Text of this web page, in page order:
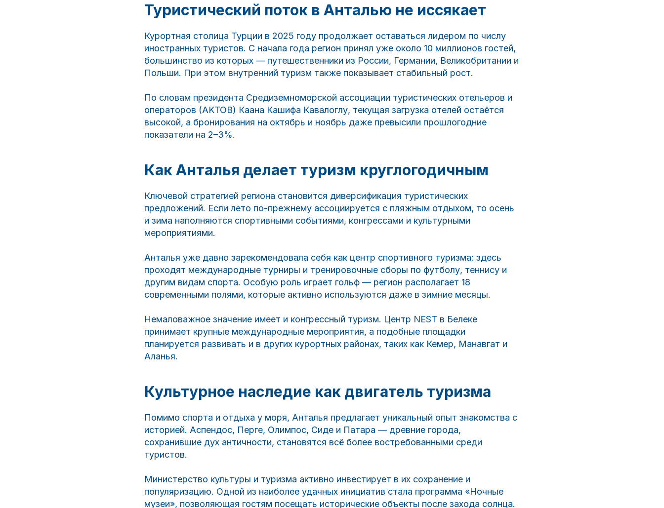
Туристический поток в Анталью не иссякает
Курортная столица Турции в 2025 году продолжает оставаться лидером по числу
иностранных туристов. С начала года регион принял уже около 10 миллионов гостей,
большинство из которых — путешественники из России, Германии, Великобритании и
Польши. При этом внутренний туризм также показывает стабильный рост.
По словам президента Средиземноморской ассоциации туристических отельеров и
операторов (AKTOB) Каана Кашифа Кавалоглу, текущая загрузка отелей остаётся
высокой, а бронирования на октябрь и ноябрь даже превысили прошлогодние
показатели на 2–3%.
Как Анталья делает туризм круглогодичным
Ключевой стратегией региона становится диверсификация туристических
предложений. Если лето по-прежнему ассоциируется с пляжным отдыхом, то осень
и зима наполняются спортивными событиями, конгрессами и культурными
мероприятиями.
Анталья уже давно зарекомендовала себя как центр спортивного туризма: здесь
проходят международные турниры и тренировочные сборы по футболу, теннису и
другим видам спорта. Особую роль играет гольф — регион располагает 18
современными полями, которые активно используются даже в зимние месяцы.
Немаловажное значение имеет и конгрессный туризм. Центр NEST в Белеке
принимает крупные международные мероприятия, а подобные площадки
планируется развивать и в других курортных районах, таких как Кемер, Манавгат и
Аланья.
Культурное наследие как двигатель туризма
Помимо спорта и отдыха у моря, Анталья предлагает уникальный опыт знакомства с
историей. Аспендос, Перге, Олимпос, Сиде и Патара — древние города,
сохранившие дух античности, становятся всё более востребованными среди
туристов.
Министерство культуры и туризма активно инвестирует в их сохранение и
популяризацию. Одной из наиболее удачных инициатив стала программа «Ночные
музеи», позволяющая гостям посещать исторические объекты после захода солнца.
Мессенджеры
Свяжитесь с нами через любой удобный
мессенджер!